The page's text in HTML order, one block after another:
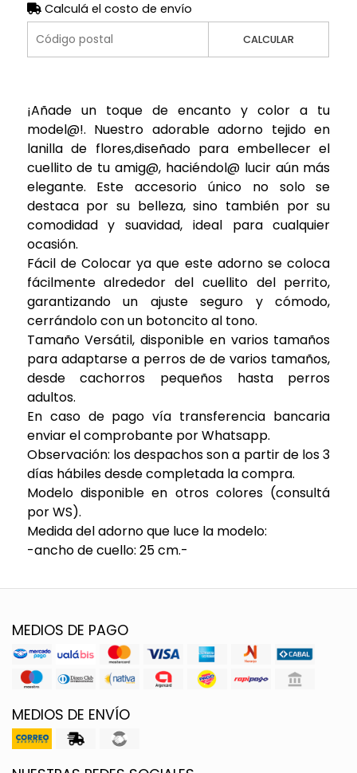
Calculá el costo de envío
CALCULAR
¡Añade un toque de encanto y color a tu
model@!. Nuestro adorable adorno tejido en
lanilla de flores,diseñado para embellecer el
cuellito de tu amig@, haciéndol@ lucir aún más
elegante. Este accesorio único no solo se
destaca por su belleza, sino también por su
comodidad y suavidad, ideal para cualquier
ocasión.
Fácil de Colocar ya que este adorno se coloca
fácilmente alrededor del cuellito del perrito,
garantizando un ajuste seguro y cómodo,
cerrándolo con un botoncito al tono.
Tamaño Versátil, disponible en varios tamaños
para adaptarse a perros de de varios tamaños,
desde cachorros pequeños hasta perros
adultos.
En caso de pago vía transferencia bancaria
enviar el comprobante por Whatsapp.
Observación: los despachos son a partir de los 3
días hábiles desde completada la compra.
Modelo disponible en otros colores (consultá
por WS).
Medida del adorno que luce la modelo:
-ancho de cuello: 25 cm.-
MEDIOS DE PAGO
MEDIOS DE ENVÍO